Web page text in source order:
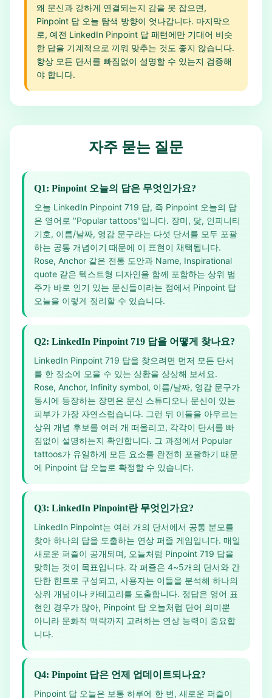
왜 문신과 강하게 연결되는지 감을 못 잡으면,
Pinpoint 답 오늘 탐색 방향이 엇나갑니다. 마지막으
로, 예전 LinkedIn Pinpoint 답 패턴에만 기대어 비슷
한 답을 기계적으로 끼워 맞추는 것도 좋지 않습니다.
항상 모든 단서를 빠짐없이 설명할 수 있는지 검증해
야 합니다.
자주 묻는 질문
Q1: Pinpoint 오늘의 답은 무엇인가요?
오늘 LinkedIn Pinpoint 719 답, 즉 Pinpoint 오늘의 답
은 영어로 "Popular tattoos"입니다. 장미, 닻, 인피니티
기호, 이름/날짜, 영감 문구라는 다섯 단서를 모두 포괄
하는 공통 개념이기 때문에 이 표현이 채택됩니다.
Rose, Anchor 같은 전통 도안과 Name, Inspirational
quote 같은 텍스트형 디자인을 함께 포함하는 상위 범
주가 바로 인기 있는 문신들이라는 점에서 Pinpoint 답
오늘을 이렇게 정리할 수 있습니다.
Q2: LinkedIn Pinpoint 719 답을 어떻게 찾나요?
LinkedIn Pinpoint 719 답을 찾으려면 먼저 모든 단서
를 한 장소에 모을 수 있는 상황을 상상해 보세요.
Rose, Anchor, Infinity symbol, 이름/날짜, 영감 문구가
동시에 등장하는 장면은 문신 스튜디오나 문신이 있는
피부가 가장 자연스럽습니다. 그런 뒤 이들을 아우르는
상위 개념 후보를 여러 개 떠올리고, 각각이 단서를 빠
짐없이 설명하는지 확인합니다. 그 과정에서 Popular
tattoos가 유일하게 모든 요소를 완전히 포괄하기 때문
에 Pinpoint 답 오늘로 확정할 수 있습니다.
Q3: LinkedIn Pinpoint란 무엇인가요?
LinkedIn Pinpoint는 여러 개의 단서에서 공통 분모를
찾아 하나의 답을 도출하는 연상 퍼즐 게임입니다. 매일
새로운 퍼즐이 공개되며, 오늘처럼 Pinpoint 719 답을
맞히는 것이 목표입니다. 각 퍼즐은 4~5개의 단서와 간
단한 힌트로 구성되고, 사용자는 이들을 분석해 하나의
상위 개념이나 카테고리를 도출합니다. 정답은 영어 표
현인 경우가 많아, Pinpoint 답 오늘처럼 단어 의미뿐
아니라 문화적 맥락까지 고려하는 연상 능력이 중요합
니다.
Q4: Pinpoint 답은 언제 업데이트되나요?
Pinpoint 답 오늘은 보통 하루에 한 번, 새로운 퍼즐이